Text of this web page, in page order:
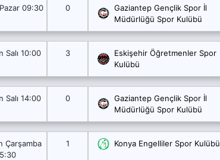
09:30 0
Gaziantep Gençlik Spor İl
Müdürlüğü Spor Kulübü
Salı 10:00 3
Eskişehir Öğretmenler Spor
Kulübü
Salı 14:00 0
Gaziantep Gençlik Spor İl
Müdürlüğü Spor Kulübü
Çarşamba
1 Konya Engelliler Spor Kulübü